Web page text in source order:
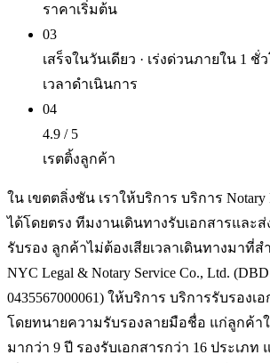
ราคาเริ่มต้น
03
เสร็จในวันเดียว · เร่งด่วนภายใน 1 ชั่
เวลาดำเนินการ
04
4.9 / 5
เรตติ้งลูกค้า
ใน เขตตลิ่งชัน เราให้บริการ บริการ
ได้โดยตรง ทีมงานเดินทางรับเอกสารและ
รับรอง ลูกค้าไม่ต้องเสียเวลาเดินทางมาที่
NYC Legal & Notary Service Co., Ltd.
0435567000061) ให้บริการ บริการรับรองเอ
โดยทนายความรับรองลายมือชื่อ แก่ลูกค้า
มากว่า 9 ปี รองรับเอกสารกว่า 16 ประเภท